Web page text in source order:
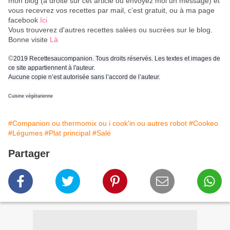
vous recevrez vos recettes par mail, c’est gratuit , ou à ma page
facebook Ici
Vous trouverez d'autres recettes salées ou sucrées sur le blog.
Bonne visite Là
©2019 Recettesaucompanion. Tous droits réservés. Les textes et images de
ce site appartiennent à l'auteur.
Aucune copie n’est autorisée sans l’accord de l’auteur.
Cuisine végétarienne
#Companion ou thermomix ou i cook'in ou autres robot #Cookeo
#Légumes #Plat principal #Salé
Partager